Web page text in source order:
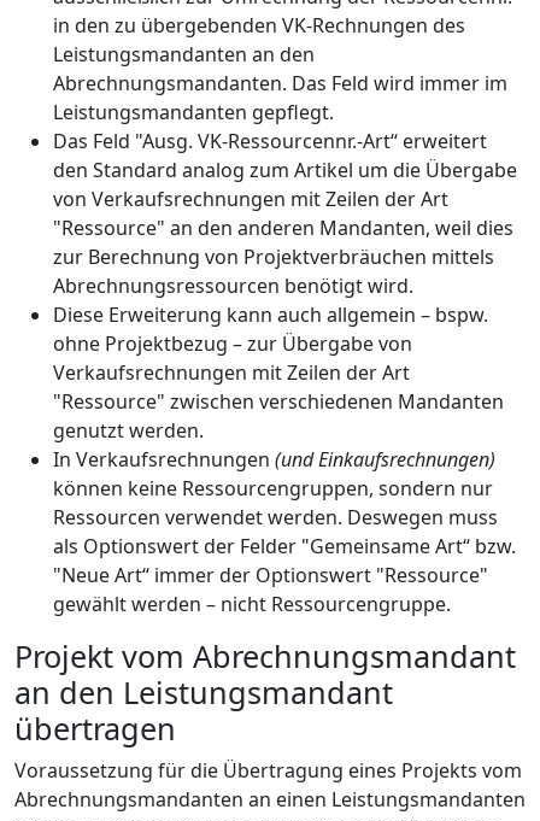
in den zu übergebenden VK-Rechnungen des
Leistungsmandanten an den
Abrechnungsmandanten. Das Feld wird immer im
Leistungsmandanten gepflegt.
Das Feld "Ausg. VK-Ressourcennr.-Art“ erweitert
den Standard analog zum Artikel um die Übergabe
von Verkaufsrechnungen mit Zeilen der Art
"Ressource" an den anderen Mandanten, weil dies
zur Berechnung von Projektverbräuchen mittels
Abrechnungsressourcen benötigt wird.
Diese Erweiterung kann auch allgemein – bspw.
ohne Projektbezug – zur Übergabe von
Verkaufsrechnungen mit Zeilen der Art
"Ressource" zwischen verschiedenen Mandanten
genutzt werden.
In Verkaufsrechnungen (und Einkaufsrechnungen)
können keine Ressourcengruppen, sondern nur
Ressourcen verwendet werden. Deswegen muss
als Optionswert der Felder "Gemeinsame Art“ bzw.
"Neue Art“ immer der Optionswert "Ressource"
gewählt werden – nicht Ressourcengruppe.
Projekt vom Abrechnungsmandant
an den Leistungsmandant
übertragen
Voraussetzung für die Übertragung eines Projekts vom
Abrechnungsmandanten an einen Leistungsmandanten